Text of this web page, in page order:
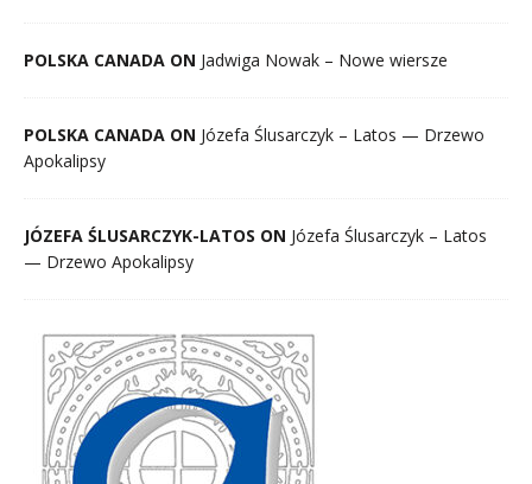
POLSKA CANADA ON Jadwiga Nowak – Nowe wiersze
POLSKA CANADA ON Józefa Ślusarczyk – Latos — Drzewo
Apokalipsy
JÓZEFA ŚLUSARCZYK-LATOS ON Józefa Ślusarczyk – Latos
— Drzewo Apokalipsy